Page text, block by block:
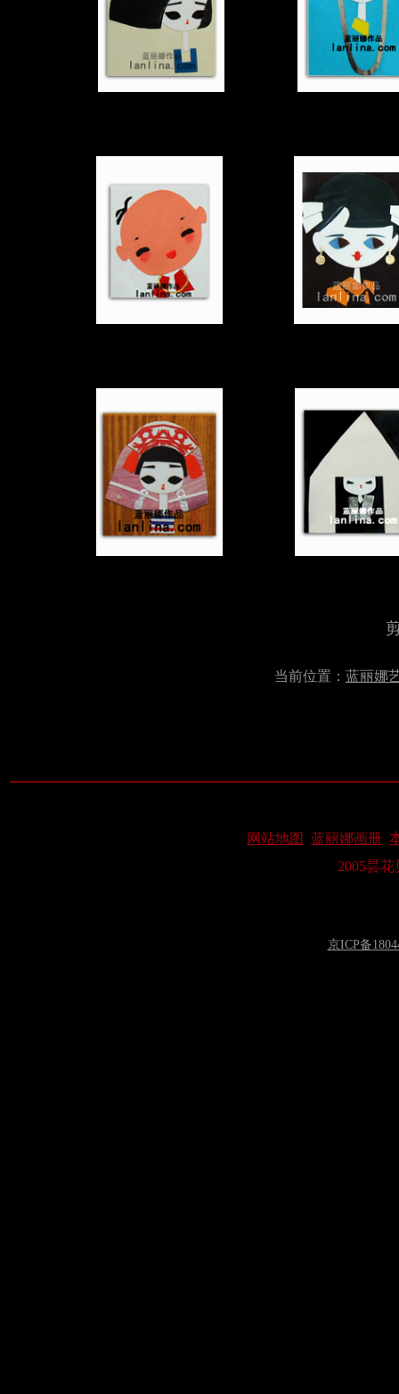
当前位置： 蓝丽娜
网站地图 蓝丽娜画册
2005昙
京ICP备